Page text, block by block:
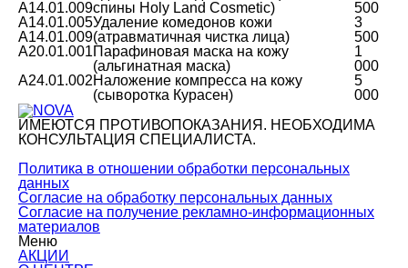
A14.01.009спины Holy Land Cosmetic)
500
A14.01.005
A14.01.009
Удаление комедонов кожи
(атравматичная чистка лица)
3
500
A20.01.001Парафиновая маска на кожу
(альгинатная маска)
1
000
A24.01.002Наложение компресса на кожу
(сыворотка Курасен)
5
000
ИМЕЮТСЯ ПРОТИВОПОКАЗАНИЯ. НЕОБХОДИМА
КОНСУЛЬТАЦИЯ СПЕЦИАЛИСТА.
Политика в отношении обработки персональных
данных
Согласие на обработку персональных данных
Согласие на получение рекламно-информационных
материалов
Меню
АКЦИИ